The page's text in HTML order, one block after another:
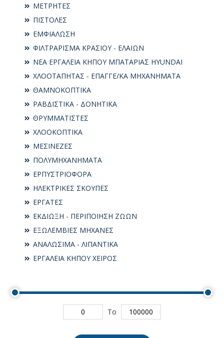
ΜΕΤΡΗΤΕΣ
ΠΙΣΤΟΛΕΣ
ΕΜΦΙΑΛΩΣΗ
ΦΙΛΤΡΑΡΙΣΜΑ ΚΡΑΣΙΟΥ - ΕΛΑΙΩΝ
ΝΕΑ ΕΡΓΑΛΕΙΑ ΚΗΠΟΥ ΜΠΑΤΑΡΙΑΣ HYUNDAI
ΧΛΟΟΤΑΠΗΤΑΣ - ΕΠΑΓΓΕ/ΚΑ ΜΗΧΑΝΗΜΑΤΑ
ΘΑΜΝΟΚΟΠΤΙΚΑ
ΡΑΒΔΙΣΤΙΚΑ - ΔΟΝΗΤΙΚΑ
ΘΡΥΜΜΑΤΙΣΤΕΣ
ΧΛΟΟΚΟΠΤΙΚΑ
ΜΕΣΙΝΕΖΕΣ
ΠΟΛΥΜΗΧΑΝΗΜΑΤΑ
ΕΡΠΥΣΤΡΙΟΦΟΡΑ
ΗΛΕΚΤΡΙΚΕΣ ΣΚΟΥΠΕΣ
ΕΡΓΑΤΕΣ
ΕΚΔΙΩΞΗ - ΠΕΡΙΠΟΙΗΣΗ ΖΩΩΝ
ΕΞΩΛΕΜΒΙΕΣ ΜΗΧΑΝΕΣ
ΑΝΑΛΩΣΙΜΑ - ΛΙΠΑΝΤΙΚΑ
ΕΡΓΑΛΕΙΑ ΚΗΠΟΥ ΧΕΙΡΟΣ
To